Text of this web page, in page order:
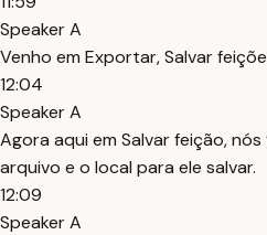
Speaker A
Venho em Exportar, Salvar
12:04
Speaker A
Agora aqui em Salvar feição,
arquivo e o local para ele salvar.
12:09
Speaker A